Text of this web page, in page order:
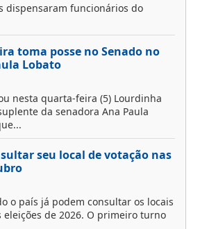
dispensaram funcionários do
toma posse no Senado no
Lobato
nesta quarta-feira (5) Lourdinha
da senadora Ana Paula
seu local de votação nas
o país já podem consultar os locais
eleições de 2026. O primeiro turno